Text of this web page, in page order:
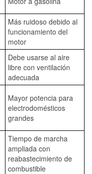
Más ruidoso debido al
funcionamiento del
motor
Debe usarse al aire
libre con ventilación
adecuada
Mayor potencia para
electrodomésticos
grandes
Tiempo de marcha
ampliada con
reabastecimiento de
combustible